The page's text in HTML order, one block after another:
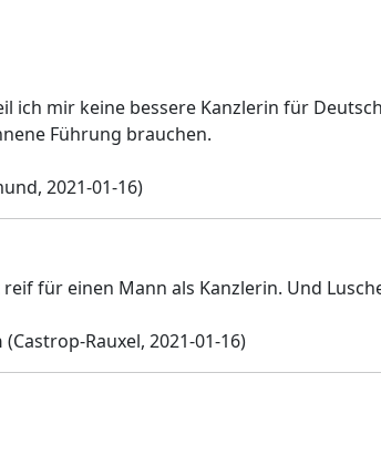
ich mir keine bessere Kanzlerin für
Führung brauchen.
2021-01-16)
für einen Mann als Kanzlerin. Und
(Castrop-Rauxel, 2021-01-16)